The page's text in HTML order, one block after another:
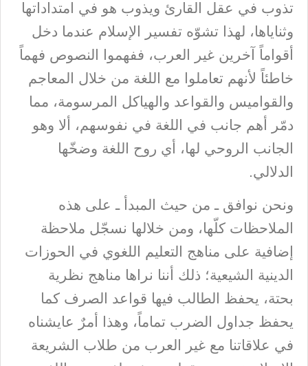
تذوب في عقل القارئ ويذوب هو في امتداداتها
وثناياها، لهذا تشوّه تفسير الإسلام عندما دخل
أقواماً آخرين غير العرب، ففهموا النصوص فهماً
خاطئاً لأنهم تعاملوا مع اللغة من خلال المعاجم
والقواميس والقواعد والهياكل المرسومة، مما
دمّر أهم جانب في اللغة في نفوسهم، ألا وهو
الجانب الروحي لها، أي روح اللغة وضخّها
الدلالي.
ونحن نوافق ـ من حيث المبدأ ـ على هذه
الملاحظات كلّها، ومن خلالها نسجّل ملاحظة
إضافية على مناهج التعليم اللغوي في الحوزات
الدينية الشيعية؛ ذلك أننا نراها مناهج نظرية
بحتة، يحفظ الطالب فيها قواعد الصرف كما
يحفظ جداول الضرب تماماً، وهذا أمرٌ عايشناه
في علاقاتنا مع غير العرب من طلاب الشريعة